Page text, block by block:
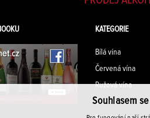
KATEGORIE
Bílá vína
Červená vína
Ružová vína
Šumivá vína
Souhlasem